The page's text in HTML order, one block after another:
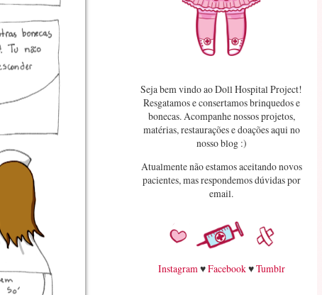
Seja bem vindo ao Doll Hospital Project!
Resgatamos e consertamos brinquedos e
bonecas. Acompanhe nossos projetos,
matérias, restaurações e doações aqui no
nosso blog :)
Atualmente não estamos aceitando novos
pacientes, mas respondemos dúvidas por
email.
Instagram ♥Facebook♥Tumblr